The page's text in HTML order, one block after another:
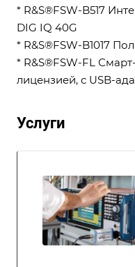
* R&S®FSW-B517
DIG IQ 40G
* R&S®FSW-B1017
* R&S®FSW-FL
лицензией, с USB-
Услуги